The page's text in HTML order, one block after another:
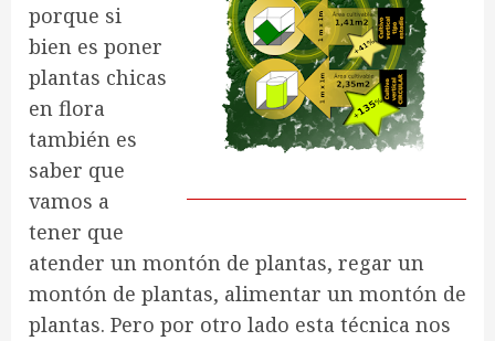
porque si
bien es poner
plantas chicas
en flora
también es
saber que
vamos a
tener que
atender un montón de plantas, regar un
montón de plantas, alimentar un montón de
plantas. Pero por otro lado esta técnica nos